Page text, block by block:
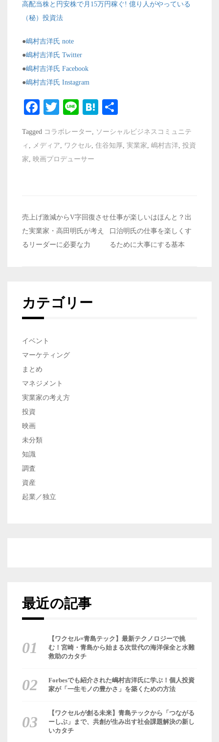
高配当株と円安株で月15万円稼ぐ! 億り人がやっている
（秘）投資法
●嶋村吉洋氏 note
●嶋村吉洋氏 Twitter
●嶋村吉洋氏 Facebook
●嶋村吉洋氏 Instagram
Fa
bo
ok
T
tte
r
Li
H
en
a
Tagged コラボレーター, ソーシャルビジネスコミュニテ
ィ , メディア, ワクセル, 住谷知厚, 実業家, 嶋村吉洋, 投資
家, 映画プロデューサー
投
稿
ナ
シ
ョ
ン
売上げ激減からV字回復させ
た実業家・高田明氏が考え
るリーダーに必要な力
仕事が楽しいはほんと？出
口治明氏の仕事を楽しくす
るために大事にする基本
カテゴリー
イベント
マーケティング
まとめ
マネジメント
実業家の考え方
投資
映画
未分類
知識
調査
資産
起業／独立
最近の記事
【ワクセル×青島テック】最新テクノロジーで挑
む！宮崎・青島から始まる次世代の海洋保全と水難
救助のカタチ
Forbesでも紹介された嶋村吉洋氏に学ぶ！個人投資
家が「一生モノの豊かさ」を築くための方法
【ワクセルが創る未来】青島テックから「つながる
ーしぶ」まで、共創が生み出す社会課題解決の新し
いカタチ